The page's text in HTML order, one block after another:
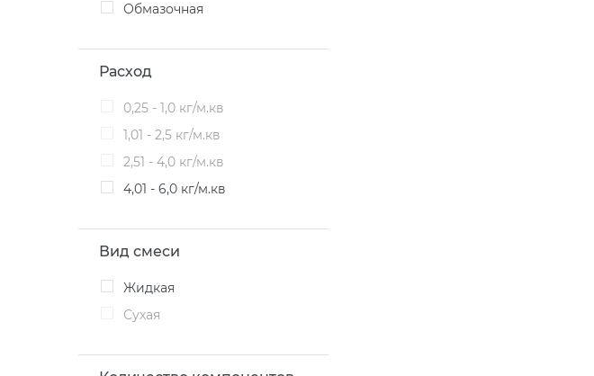
Обмазочная
Расход
0,25 - 1,0 кг/м.кв
1,01 - 2,5 кг/м.кв
2,51 - 4,0 кг/м.кв
4,01 - 6,0 кг/м.кв
Вид смеси
Жидкая
Сухая